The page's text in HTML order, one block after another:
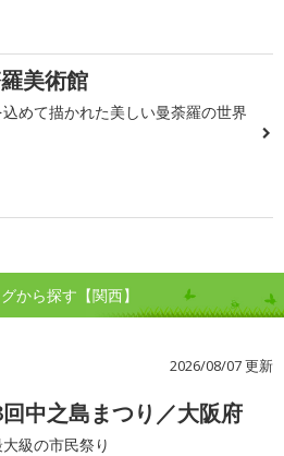
美術館
めて描かれた美しい曼荼羅の世界
から探す【関西】
2026/08/07 更新
中之島まつり／大阪府
級の市民祭り